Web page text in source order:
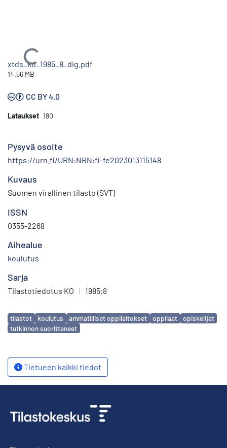
Ladataan...
xtds_ko_1985_8_dig.pdf
14.56 MB
CC BY 4.0
Lataukset 180
Pysyvä osoite
https://urn.fi/URN:NBN:fi-fe2023013115148
Kuvaus
Suomen virallinen tilasto (SVT)
ISSN
0355-2268
Aihealue
koulutus
Sarja
Tilastotiedotus KO | 1985:8
Avainsanat
tilastot koulutus ammatilliset oppilaitokset oppilaat
opiskelijat
tutkinnon suorittaneet
Tietueen kaikki tiedot